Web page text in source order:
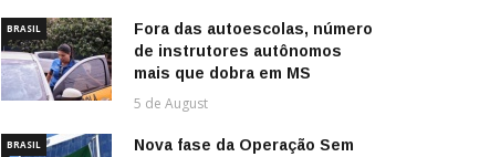
BRASIL
Fora das autoescolas, número
de instrutores autônomos
mais que dobra em MS
5 de August
BRASIL
Nova fase da Operação Sem